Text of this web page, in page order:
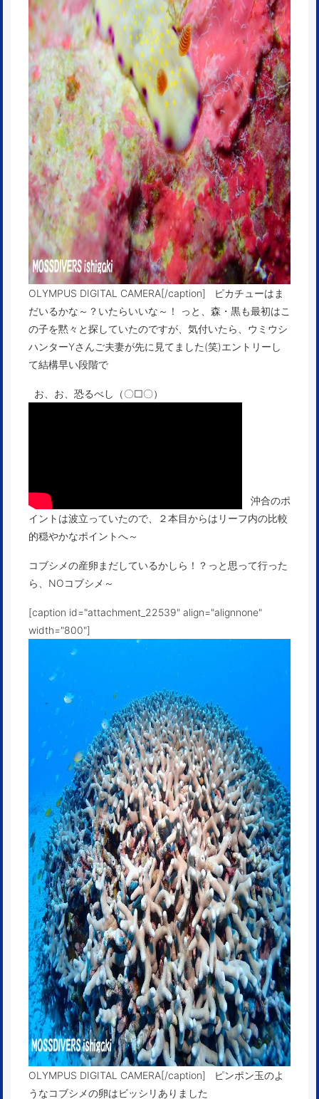
OLYMPUS DIGITAL CAMERA[/caption] ピカチューはま
だいるかな～？いたらいいな～！ っと、森・黒も最初はこ
の子を黙々と探していたのですが、気付いたら、ウミウシ
ハンターYさんご夫妻が先に見てました(笑)エントリーし
て結構早い段階で
お、お、恐るべし（〇□〇）
沖合のポ
イントは波立っていたので、２本目からはリーフ内の比較
的穏やかなポイントへ～
コブシメの産卵まだしているかしら！？っと思って行った
ら、NOコブシメ～
[caption id="attachment_22539" align="alignnone"
width="800"]
OLYMPUS DIGITAL CAMERA[/caption] ピンポン玉のよ
うなコブシメの卵はビッシリありました